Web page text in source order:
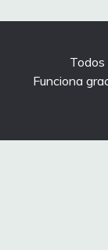
entradas
Funciona